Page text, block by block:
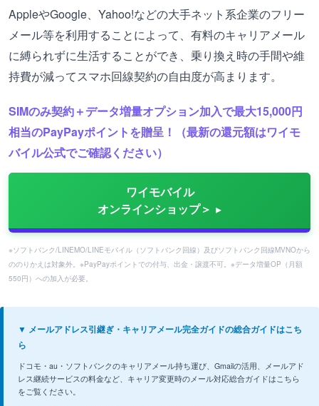
AppleやGoogle、Yahoo!などの大手ネット系企業のフリー
メール等を利用することによって、有料のキャリアメール
に縛られずに生活することができ、乗り換え時の手間や維
持費が減ってスマホ回線契約の自由度が高まります。
SIMのみ契約＋データ増量オプション加入で最大15,000円
相当のPayPayポイントを贈呈！（最新の還元額はワイモ
バイル公式でご確認ください）
ワイモバイル
オンラインショップ＞
※ソフトバンク/LINEMO/LINEモバイル（ソフトバンク回線）及びソフトバンク回線MVNOから
ののりかえは対象外。※PayPayポイントでの付与、出金・譲渡不可。※データ増量OP（月額
550円）への加入が必要。
▼ メールアドレス引継ぎ・キャリアメール完全ガイドの総合ガイドはこち
ら
ドコモ・au・ソフトバンクのキャリアメール持ち運び、Gmailの活用、メールアド
レス継続サービスの料金など、キャリア変更時のメール対応総合ガイドはこちら
をご覧ください。